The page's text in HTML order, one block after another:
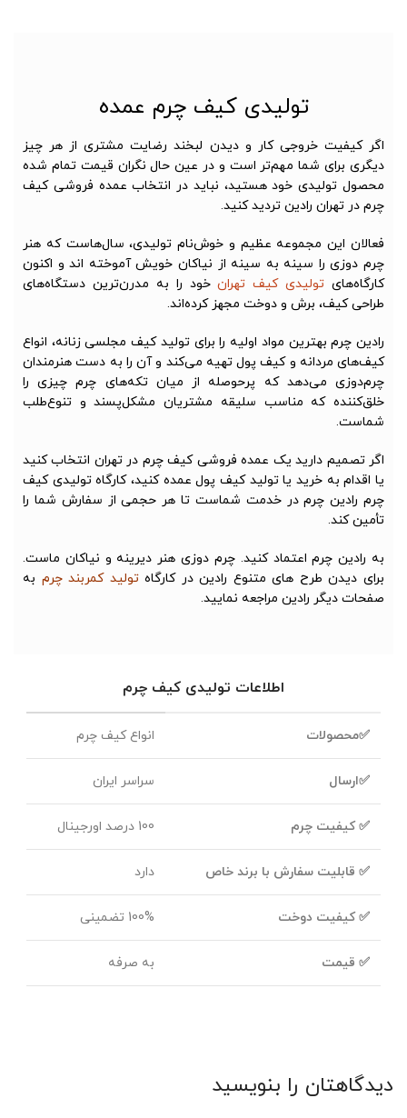
تولیدی کیف چرم عمده
اگر کیفیت خروجی کار و دیدن لبخند رضایت مشتری از هر چیز
دیگری برای شما مهم‌تر است و در عین حال نگران قیمت تمام شده
محصول تولیدی خود هستید، نباید در انتخاب عمده فروشی کیف
چرم در تهران رادین تردید کنید.
فعالان این مجموعه عظیم و خوش‌نام تولیدی، سال‌هاست که هنر
چرم دوزی را سینه به سینه از نیاکان خویش آموخته اند و اکنون
کارگاه‌های تولیدی کیف تهرانخود را به مدرن‌ترین دستگاه‌های
طراحی کیف، برش و دوخت مجهز کرده‌اند.
رادین چرم بهترین مواد اولیه را برای تولید کیف مجلسی زنانه، انواع
کیف‌های مردانه و کیف پول تهیه می‌کند و آن را به دست هنرمندان
چرم‌دوزی می‌دهد که پرحوصله از میان تکه‌های چرم چیزی را
خلق‌کننده که مناسب سلیقه مشتریان مشکل‌پسند و تنوع‌طلب
شماست.
اگر تصمیم دارید یک عمده فروشی کیف چرم در تهران انتخاب کنید
یا اقدام به خرید یا تولید کیف پول عمده کنید، کارگاه تولیدی کیف
چرم رادین چرم در خدمت شماست تا هر حجمی از سفارش شما را
تأمین کند.
به رادین چرم اعتماد کنید. چرم دوزی هنر دیرینه و نیاکان ماست.
برای دیدن طرح های متنوع رادین در کارگاه تولید کمربند چرم به
صفحات دیگر رادین مراجعه نمایید.
اطلاعات تولیدی کیف چرم
✅محصولات انواع کیف چرم
✅ارسال سراسر ایران
✅ کیفیت چرم 100 درصد اورجینال
✅ قابلیت سفارش با برند خاص دارد
✅ کیفیت دوخت 100% تضمینی
✅ قیمت به صرفه
دیدگاهتان را بنویسید